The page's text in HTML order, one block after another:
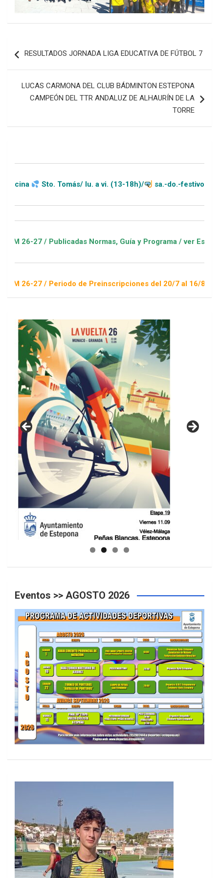
de
RESULTADOS JORNADA LIGA EDUCATIVA DE FÚTBOL 7
LUCAS CARMONA DEL CLUB BÁDMINTON ESTEPONA
CAMPEÓN DEL TTR ANDALUZ DE ALHAURÍN DE LA
TORRE
Sto. Tomás/ lu. a vi. (13-18h)/ sa.-do.-festivos (11-20h)
/ Publicadas Normas, Guía y Programa / ver Escuelas
/ Periodo de Preinscripciones del 20/7 al 16/8 / Sorteo 1 de
GUIA DE INSTALACIONES DEPORTIVAS
Eventos >> AGOSTO 2026